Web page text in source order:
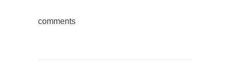
comments